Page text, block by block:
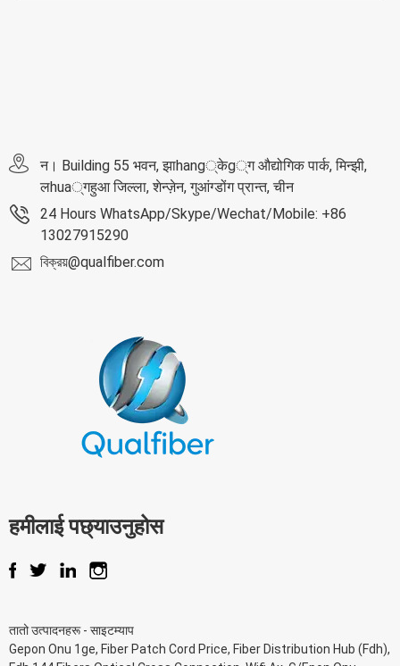
न। Building 55 भवन, झाhang्केg्ग औद्योगिक पार्क, मिन्झी,
लhua्गहुआ जिल्ला, शेन्ज़ेन, गुआंग्डोंग प्रान्त, चीन
24 Hours WhatsApp/Skype/Wechat/Mobile: +86
13027915290
বিক্রয়@qualfiber.com
हमीलाई पछ्याउनुहोस
तातो उत्पादनहरू- साइटम्याप
Gepon Onu 1ge, Fiber Patch Cord Price, Fiber Distribution Hub (Fdh),